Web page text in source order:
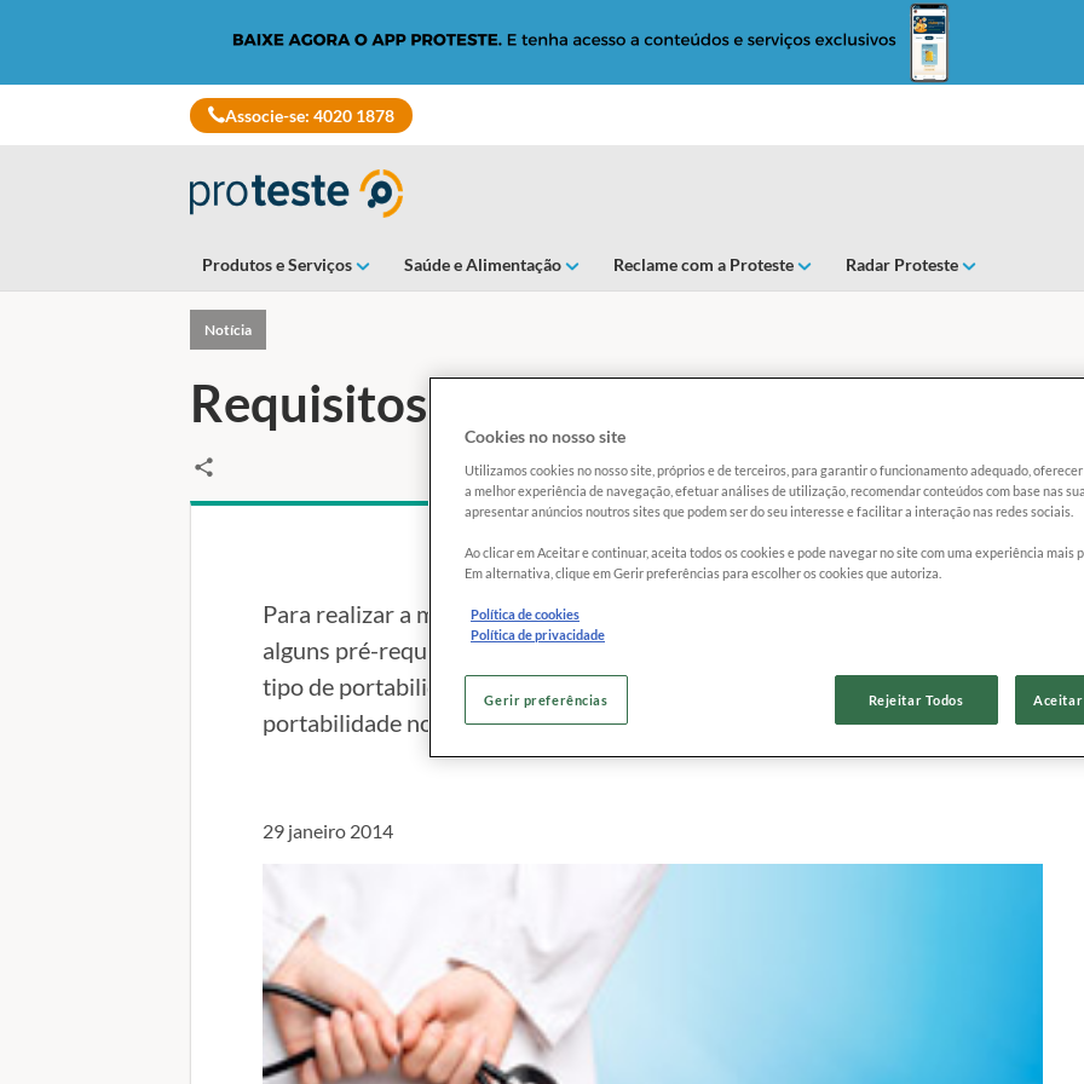
Associe-se: 4020 1878
Produtos e Serviços Saúde e Alimentação Reclame com a Proteste Radar Proteste
Notícia
Requisitos para efetuar a portabilidade
Para realizar a mobilidade do plano de saúde o beneficiário precisa atender
alguns pré-requisitos, no entanto, estes são variáveis de acordo com cada
tipo de portabilidade. Saiba quais são os requisitos mínimos no para
portabilidade normal e para a portabilidade especial.
29 janeiro 2014
Cookies no nosso site
Utilizamos cookies no nosso site, próprios e de terceiros, para garantir o funcionamento adequado,
a melhor experiência de navegação, efetuar análises de utilização, recomendar conteúdos com base nas
apresentar anúncios noutros sites que podem ser do seu interesse e facilitar a interação nas redes sociais.
Ao clicar em Aceitar e continuar, aceita todos os cookies e pode navegar no site com uma experiência mais
Em alternativa, clique em Gerir preferências para escolher os cookies que autoriza.
Política de cookies
Política de privacidade
Rejeitar Todos Aceitar
Gerir preferências